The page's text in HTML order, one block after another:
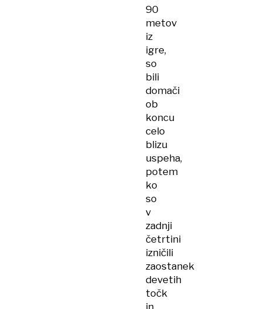
90
metov
iz
igre,
so
bili
domači
ob
koncu
celo
blizu
uspeha,
potem
ko
so
v
zadnji
četrtini
izničili
zaostanek
devetih
točk
in